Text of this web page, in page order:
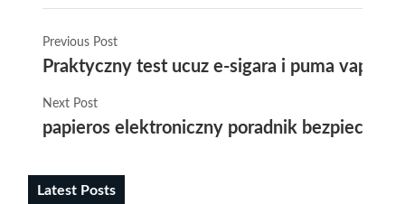
Previous Post
Praktyczny test ucuz e-sigara i puma vape
Next Post
papieros elektroniczny poradnik
Latest Posts